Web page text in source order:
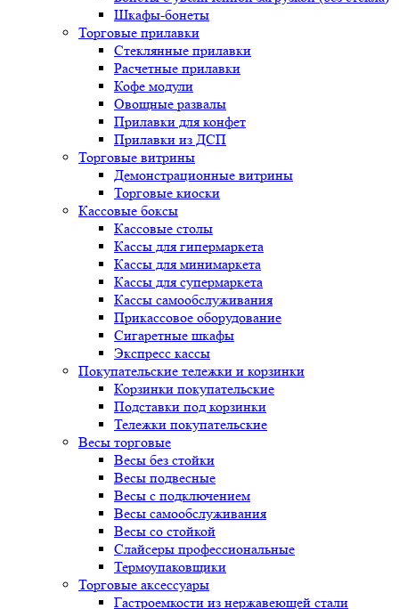
Шкафы-бонеты
Торговые прилавки
Стеклянные прилавки
Расчетные прилавки
Кофе модули
Овощные развалы
Прилавки для конфет
Прилавки из ДСП
Торговые витрины
Демонстрационные витрины
Торговые киоски
Кассовые боксы
Кассовые столы
Кассы для гипермаркета
Кассы для минимаркета
Кассы для супермаркета
Кассы самообслуживания
Прикассовое оборудование
Сигаретные шкафы
Экспресс кассы
Покупательские тележки и корзинки
Корзинки покупательские
Подставки под корзинки
Тележки покупательские
Весы торговые
Весы без стойки
Весы подвесные
Весы с подключением
Весы самообслуживания
Весы со стойкой
Слайсеры профессиональные
Термоупаковщики
Торговые аксессуары
Гастроемкости из нержавеющей стали